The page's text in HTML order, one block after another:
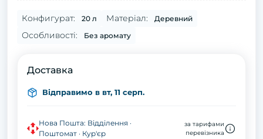
Конфигурат: 20 л Матеріал: Деревний
Особливості: Без аромату
Доставка
Відправимо в вт, 11 серп.
Нова Пошта: Відділення ·
Поштомат · Кур'єр
за тарифами
перевізника